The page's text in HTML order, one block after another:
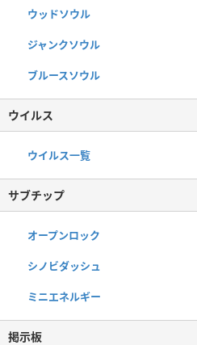
ウッドソウル
ジャンクソウル
ブルースソウル
ウイルス
ウイルス一覧
サブチップ
オープンロック
シノビダッシュ
ミニエネルギー
掲示板